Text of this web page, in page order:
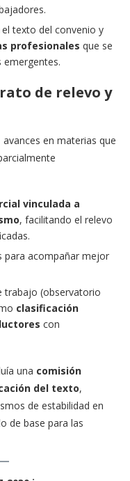
texto del convenio y
profesionales que se
de relevo y
en materias que
vinculada a
, facilitando el relevo
para acompañar mejor
trabajo (observatorio
clasificación
con
una comisión
del texto,
de estabilidad en
de base para las